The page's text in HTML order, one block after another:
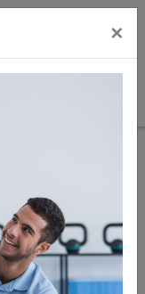
×